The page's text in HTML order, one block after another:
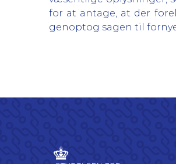
for at antage, at der
genoptog sagen til